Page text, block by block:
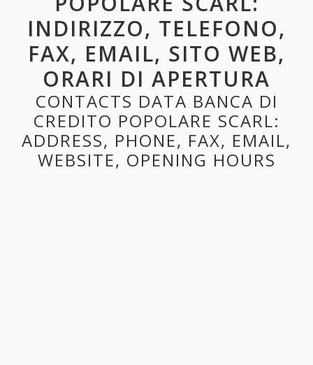
INDIRIZZO, TELEFONO,
FAX, EMAIL, SITO WEB,
ORARI DI APERTURA
CONTACTS DATA BANCA DI
CREDITO POPOLARE SCARL:
ADDRESS, PHONE, FAX, EMAIL,
WEBSITE, OPENING HOURS